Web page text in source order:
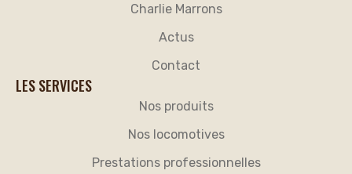
Charlie Marrons
Actus
Contact
LES SERVICES
Nos produits
Nos locomotives
Prestations professionnelles